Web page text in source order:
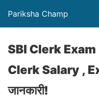
Pariksha Champ
SBI Clerk
Clerk Salary ,
जानकारी!